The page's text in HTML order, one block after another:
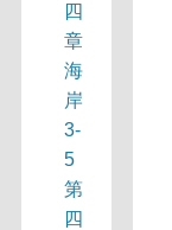
四
章
海
岸
3-
5
第
四